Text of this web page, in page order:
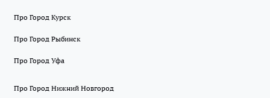
Про Город Курск
Про Город Рыбинск
Про Город Уфа
Про Город Нижний Новгород